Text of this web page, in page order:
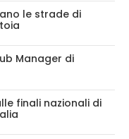
le strade di
Manager di
finali nazionali di